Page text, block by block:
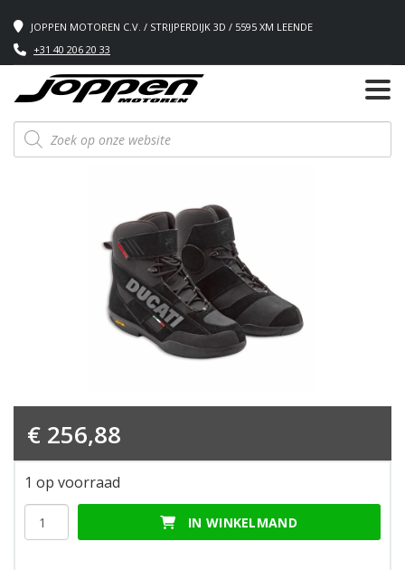
JOPPEN MOTOREN C.V. / STRIJPERDIJK 3D / 5595 XM LEENDE
+31 40 206 20 33
Producten
zoeken
€ 256,88
1 op voorraad
Boots
company
IN WINKELMAND